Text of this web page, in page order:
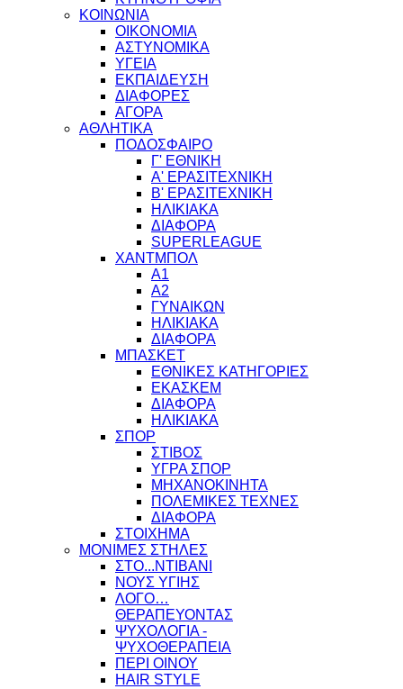
ΚΟΙΝΩΝΙΑ
ΟΙΚΟΝΟΜΙΑ
ΑΣΤΥΝΟΜΙΚΑ
ΥΓΕΙΑ
ΕΚΠΑΙΔΕΥΣΗ
ΔΙΑΦΟΡΕΣ
ΑΓΟΡΑ
ΑΘΛΗΤΙΚΑ
ΠΟΔΟΣΦΑΙΡΟ
Γ' ΕΘΝΙΚΗ
Α' ΕΡΑΣΙΤΕΧΝΙΚΗ
Β' ΕΡΑΣΙΤΕΧΝΙΚΗ
ΗΛΙΚΙΑΚΑ
ΔΙΑΦΟΡΑ
SUPERLEAGUE
ΧΑΝΤΜΠΟΛ
Α1
Α2
ΓΥΝΑΙΚΩΝ
ΗΛΙΚΙΑΚΑ
ΔΙΑΦΟΡΑ
ΜΠΑΣΚΕΤ
ΕΘΝΙΚΕΣ ΚΑΤΗΓΟΡΙΕΣ
ΕΚΑΣΚΕΜ
ΔΙΑΦΟΡΑ
ΗΛΙΚΙΑΚΑ
ΣΠΟΡ
ΣΤΙΒΟΣ
ΥΓΡΑ ΣΠΟΡ
ΜΗΧΑΝΟΚΙΝΗΤΑ
ΠΟΛΕΜΙΚΕΣ ΤΕΧΝΕΣ
ΔΙΑΦΟΡΑ
ΣΤΟΙΧΗΜΑ
ΜΟΝΙΜΕΣ ΣΤΗΛΕΣ
ΣΤΟ...ΝΤΙΒΑΝΙ
ΝΟΥΣ ΥΓΙΗΣ
ΛΟΓΟ…
ΘΕΡΑΠΕΥΟΝΤΑΣ
ΨΥΧΟΛΟΓΙΑ -
ΨΥΧΟΘΕΡΑΠΕΙΑ
ΠΕΡΙ ΟΙΝΟΥ
HAIR STYLE